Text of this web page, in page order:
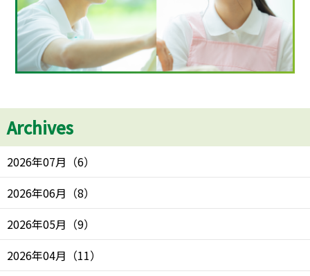
Archives
2026年07月 （6）
2026年06月 （8）
2026年05月 （9）
2026年04月 （11）